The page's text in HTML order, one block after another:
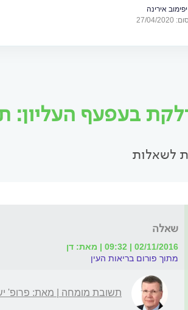
שכדאי לדעת בנושא
אירינה
2020
בעפעף העליון:
לשאלות
שאלה
02/11/2016 | 09:32 | מאת: דן
מתוך פורום בריאות העין
תשובת מומחה | מאת: פרופ'